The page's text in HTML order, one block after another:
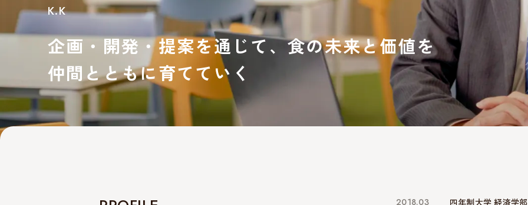
K.K
企画・開発・提案を通じて、食の未来と価値を
仲間とともに育てていく
2018.03 四年制大学 経済学